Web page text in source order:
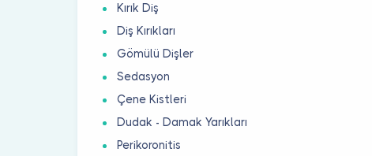
Kırık Diş
Diş Kırıkları
Gömülü Dişler
Sedasyon
Çene Kistleri
Dudak - Damak Yarıkları
Perikoronitis